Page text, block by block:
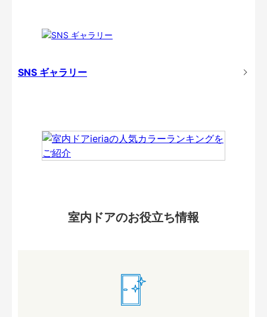
SNS ギャラリー
室内ドアのお役立ち情報